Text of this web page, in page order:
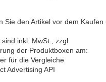
Sie den Artikel vor dem
inkl. MwSt., zzgl.
der Produktboxen am:
für die Vergleiche
Advertising API